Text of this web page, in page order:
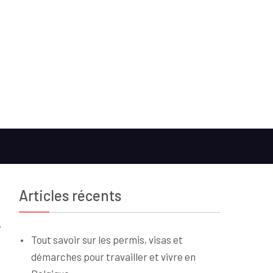
Articles récents
Tout savoir sur les permis, visas et
démarches pour travailler et vivre en